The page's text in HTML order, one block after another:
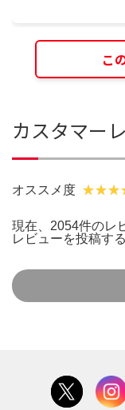
こ
カスタマー
オススメ度
現在、2054件のレ
レビューを投稿す